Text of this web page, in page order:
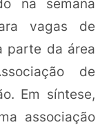
vagas de
parte da área
de
Em síntese,
associação